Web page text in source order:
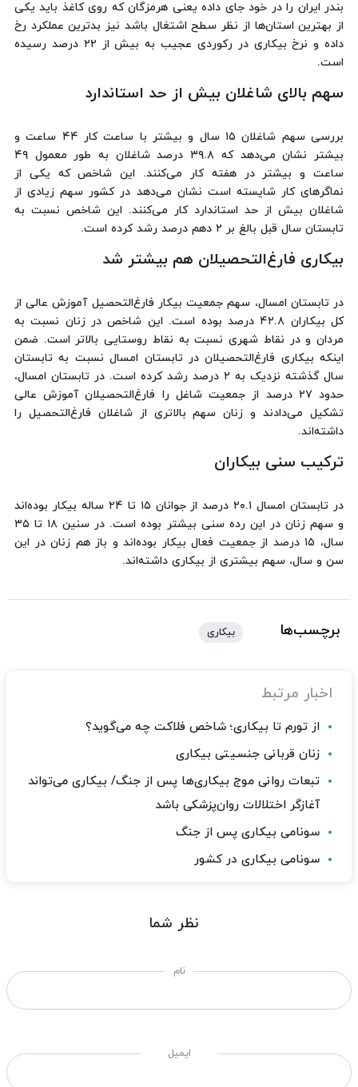
بندر ایران را در خود جای داده یعنی هرمزگان که روی کاغذ باید یکی
از بهترین استان‌ها از نظر سطح اشتغال باشد نیز بدترین عملکرد رخ
داده و نرخ بیکاری در رکوردی عجیب به بیش از ۲۲ درصد رسیده
است.
سهم بالای شاغلان بیش از حد استاندارد
بررسی سهم شاغلان ۱۵ سال و بیشتر با ساعت کار ۴۴ ساعت و
بیشتر نشان می‌دهد که ۳۹.۸ درصد شاغلان به طور معمول ۴۹
ساعت و بیشتر در هفته کار می‌کنند. این شاخص که یکی از
نماگرهای کار شایسته است نشان می‌دهد در کشور سهم زیادی از
شاغلان بیش از حد استاندارد کار می‌کنند. این شاخص نسبت به
تابستان سال قبل بالغ بر ۲ دهم درصد رشد کرده است.
بیکاری فارغ‌التحصیلان هم بیشتر شد
در تابستان امسال، سهم جمعیت بیکار فارغ‌التحصیل آموزش عالی از
کل بیکاران ۴۲.۸ درصد بوده است. این شاخص در زنان نسبت به
مردان و در نقاط شهری نسبت به نقاط روستایی بالاتر است. ضمن
اینکه بیکاری فارغ‌التحصیلان در تابستان امسال نسبت به تابستان
سال گذشته نزدیک به ۲ درصد رشد کرده است. در تابستان امسال،
حدود ۲۷ درصد از جمعیت شاغل را فارغ‌التحصیلان آموزش عالی
تشکیل می‌دادند و زنان سهم بالاتری از شاغلان فارغ‌التحصیل را
داشته‌اند.
ترکیب سنی بیکاران
در تابستان امسال ۲۰.۱ درصد از جوانان ۱۵ تا ۲۴ ساله بیکار بوده‌اند
و سهم زنان در این رده سنی بیشتر بوده است. در سنین ۱۸ تا ۳۵
سال، ۱۵ درصد از جمعیت فعال بیکار بوده‌اند و باز هم زنان در این
سن و سال، سهم بیشتری از بیکاری داشته‌اند.
برچسب‌ها بیکاری
اخبار مرتبط
از تورم تا بیکاری؛ شاخص فلاکت چه می‌گوید؟
زنان قربانی جنسیتی بیکاری
تبعات روانی موج بیکاری‌ها پس از جنگ/ بیکاری می‌تواند
آغازگر اختلالات روان‌پزشکی باشد
سونامی بیکاری پس از جنگ
سونامی بیکاری در کشور
نظر شما
نام
ایمیل